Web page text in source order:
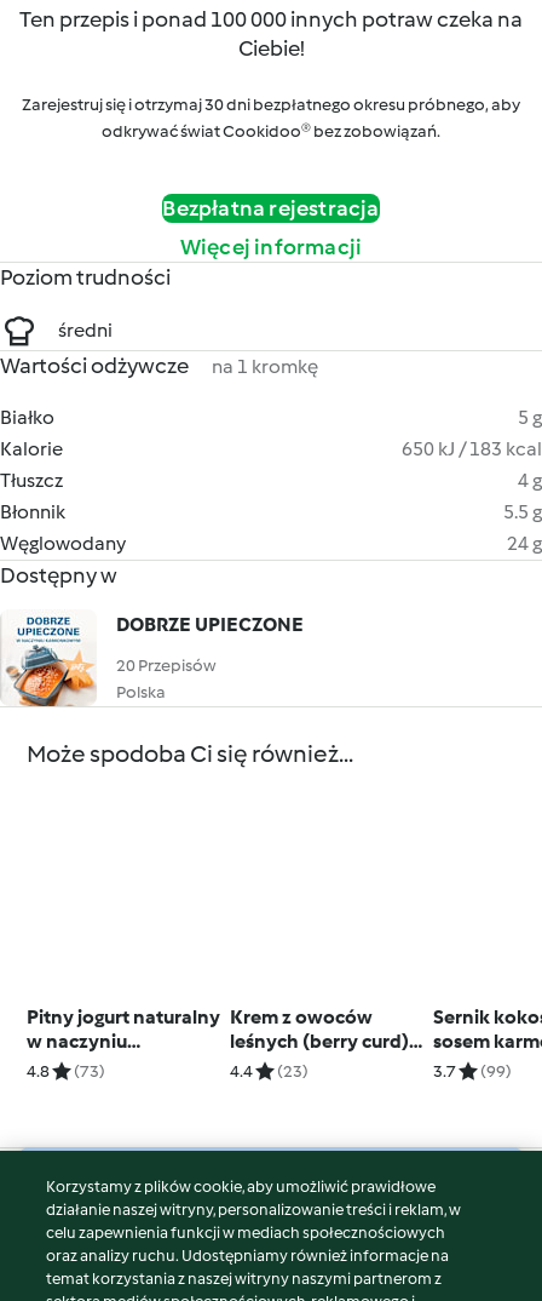
Ten przepis i ponad 100 000 innych potraw czeka na
Ciebie!
Zarejestruj się i otrzymaj 30 dni bezpłatnego okresu próbnego, aby
odkrywać świat Cookidoo® bez zobowiązań.
Bezpłatna rejestracja
Więcej informacji
Poziom trudności
średni
Wartości odżywcze na 1 kromkę
Białko
5 g
Kalorie
650 kJ / 183 kcal
Tłuszcz
4 g
Błonnik
5.5 g
Węglowodany
24 g
Dostępny w
DOBRZE UPIECZONE
20 Przepisów
Polska
Może spodoba Ci się również...
Pitny jogurt naturalny
w naczyniu
miksującym
4.8 (73)
Krem z owoców
leśnych (berry curd)
– 700 g
4.4 (23)
Sernik
sosem
3.7 (99)
© Copyright 2026
Warunki korzystania
Polityka prywatności
Korzystamy z plików cookie, aby umożliwić prawidłowe
działanie naszej witryny, personalizowanie treści i reklam, w
celu zapewnienia funkcji w mediach społecznościowych
oraz analizy ruchu. Udostępniamy również informacje na
temat korzystania z naszej witryny naszymi partnerom z